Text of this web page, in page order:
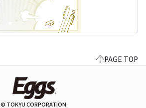
PAGE TOP
© TOKYU CORPORATION.